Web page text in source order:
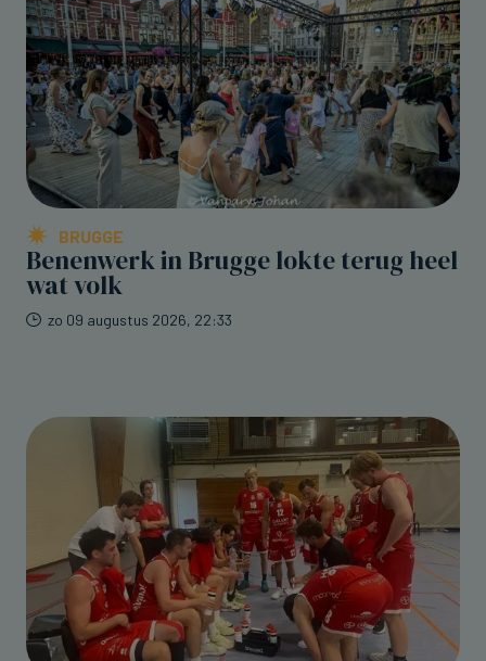
BRUGGE
Benenwerk in Brugge lokte terug heel
wat volk
zo 09 augustus 2026, 22:33